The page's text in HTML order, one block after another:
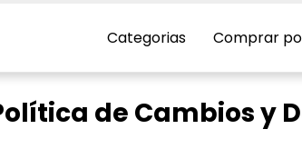
Categorias Comprar
de Cambios y